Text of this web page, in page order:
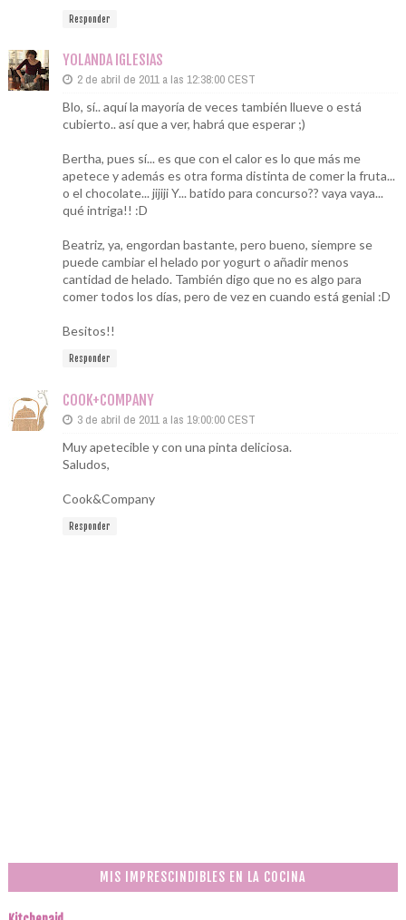
Responder
YOLANDA IGLESIAS
2 de abril de 2011 a las 12:38:00 CEST
Blo, sí.. aquí la mayoría de veces también llueve o está
cubierto.. así que a ver, habrá que esperar ;)
Bertha, pues sí... es que con el calor es lo que más me
apetece y además es otra forma distinta de comer la fruta...
o el chocolate... jijiji Y... batido para concurso?? vaya vaya...
qué intriga!! :D
Beatriz, ya, engordan bastante, pero bueno, siempre se
puede cambiar el helado por yogurt o añadir menos
cantidad de helado. También digo que no es algo para
comer todos los días, pero de vez en cuando está genial :D
Besitos!!
Responder
COOK+COMPANY
3 de abril de 2011 a las 19:00:00 CEST
Muy apetecible y con una pinta deliciosa.
Saludos,
Cook&Company
Responder
MIS IMPRESCINDIBLES EN LA COCINA